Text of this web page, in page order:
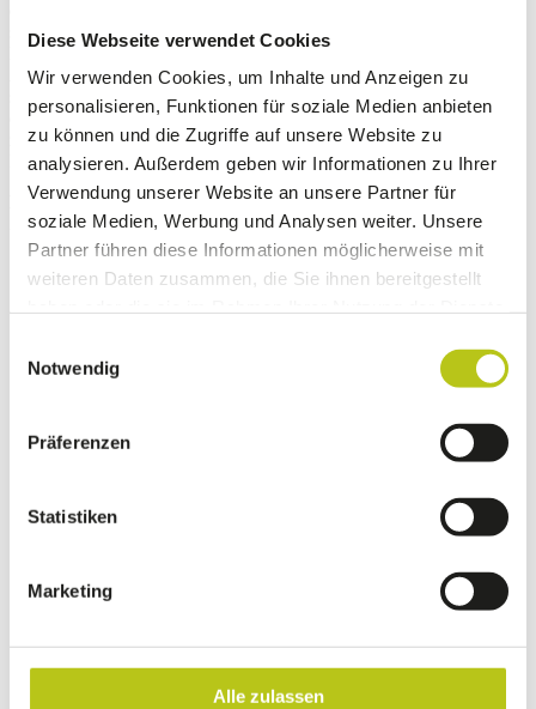
Diese Webseite verwendet Cookies
Wir verwenden Cookies, um Inhalte und Anzeigen zu
personalisieren, Funktionen für soziale Medien anbieten
zu können und die Zugriffe auf unsere Website zu
analysieren. Außerdem geben wir Informationen zu Ihrer
Verwendung unserer Website an unsere Partner für
soziale Medien, Werbung und Analysen weiter. Unsere
Partner führen diese Informationen möglicherweise mit
weiteren Daten zusammen, die Sie ihnen bereitgestellt
Notwendig
Präferenzen
Statistiken
Marketing
Alle zulassen
sowie bei der DiGA-Entwicklung berät. (Seite 18)
Mehr Effizienz wagen: Noch immer erweist sich die
Arztpraxislandschaft in Bezug auf ihren Digitalisierungsgrad als
sehr heterogen. Dabei hat die Implementierung digitaler Lösungen
das Potenzial, sowohl den Arbeitsalltag des medizinischen Personals
zu erleichtern als auch den Service für die Patientinnen und
Patienten erheblich zu verbessern. (ab Seite 20)
Kolumne:Dr. Doxx analysiert, wie sich Karl Lauterbach eine
Zukunft mit KI in der Praxis vorstellen könnte. (Seite 26)
zurück zur Übersicht